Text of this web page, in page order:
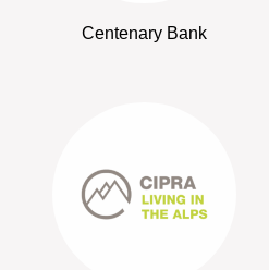
Centenary Bank